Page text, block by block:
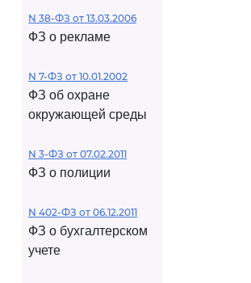
N 38-ФЗ от 13.03.2006
ФЗ о рекламе
N 7-ФЗ от 10.01.2002
ФЗ об охране
окружающей среды
N 3-ФЗ от 07.02.2011
ФЗ о полиции
N 402-ФЗ от 06.12.2011
ФЗ о бухгалтерском
учете